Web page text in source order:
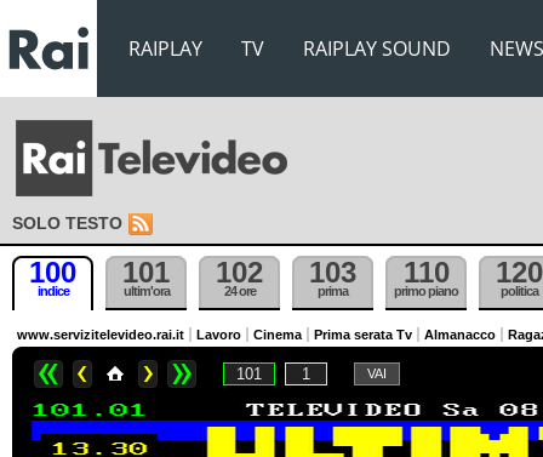
RAIPLAY TV RAIPLAY SOUND NEWS
SOLO TESTO
100
indice
101
ultim'ora
102
24 ore
103
prima
110
primo piano
120
politica
www.servizitelevideo.rai.it Lavoro Cinema Prima serata Tv Almanacco